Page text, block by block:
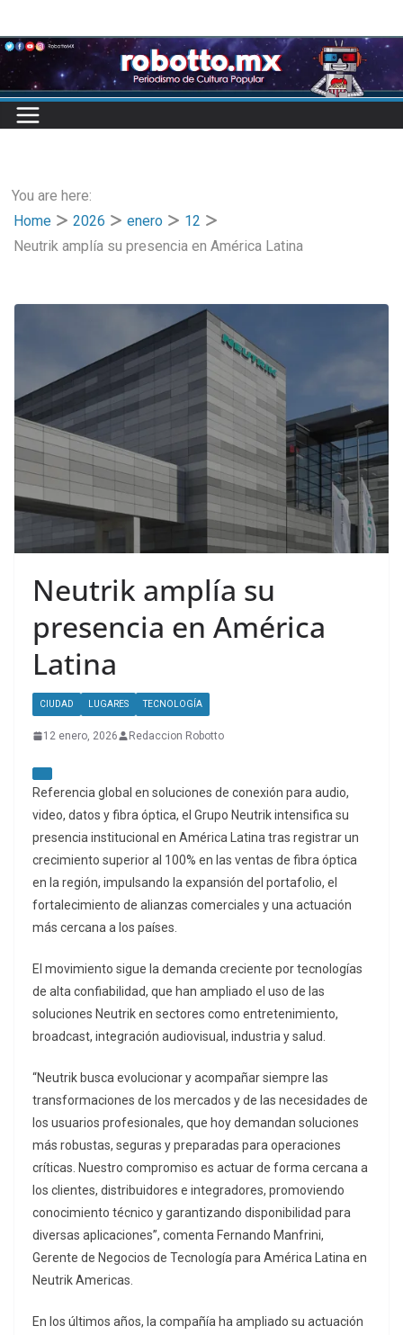
to
content
You are here:
Home
2026 enero
12
Neutrik amplía su presencia en América Latina
Neutrik amplía su
presencia en América
Latina
CIUDAD LUGARES TECNOLOGÍA
12 enero, 2026 Redaccion Robotto
Referencia global en soluciones de conexión para audio,
video, datos y fibra óptica, el Grupo Neutrik intensifica su
presencia institucional en América Latina tras registrar un
crecimiento superior al 100% en las ventas de fibra óptica
en la región, impulsando la expansión del portafolio, el
fortalecimiento de alianzas comerciales y una actuación
más cercana a los países.
El movimiento sigue la demanda creciente por tecnologías
de alta confiabilidad, que han ampliado el uso de las
soluciones Neutrik en sectores como entretenimiento,
broadcast, integración audiovisual, industria y salud.
“Neutrik busca evolucionar y acompañar siempre las
transformaciones de los mercados y de las necesidades de
los usuarios profesionales, que hoy demandan soluciones
más robustas, seguras y preparadas para operaciones
críticas. Nuestro compromiso es actuar de forma cercana a
los clientes, distribuidores e integradores, promoviendo
conocimiento técnico y garantizando disponibilidad para
diversas aplicaciones”, comenta Fernando Manfrini,
Gerente de Negocios de Tecnología para América Latina en
Neutrik Americas.
En los últimos años, la compañía ha ampliado su actuación